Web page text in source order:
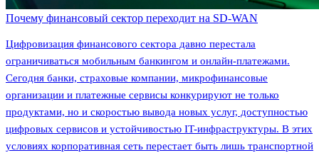
Почему финансовый сектор переходит на SD-WAN
Цифровизация финансового сектора давно перестала
ограничиваться мобильным банкингом и онлайн-платежами.
Сегодня банки, страховые компании, микрофинансовые
организации и платежные сервисы конкурируют не только
продуктами, но и скоростью вывода новых услуг, доступностью
цифровых сервисов и устойчивостью IT-инфраструктуры. В этих
условиях корпоративная сеть перестает быть лишь транспортной